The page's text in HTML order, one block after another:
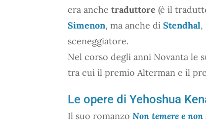
era anche traduttore (è il
Simenon, ma anche di Stendhal,
sceneggiatore.
Nel corso degli anni Novanta le
tra cui il premio Alterman e il
Le opere di Yehoshua
Il suo romanzo Non temere e non